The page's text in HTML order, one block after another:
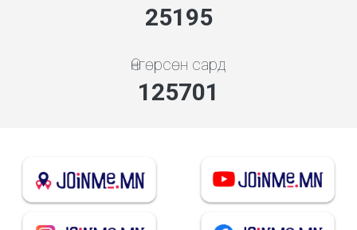
28102
Өнгөрсөн сард
140205